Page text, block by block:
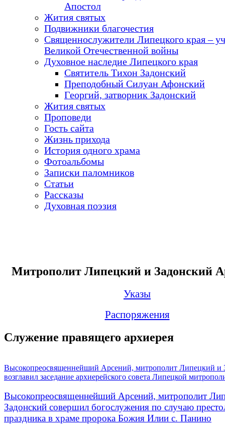
Апостол
Жития святых
Подвижники благочестия
Священнослужители Липецкого края –
Великой Отечественной войны
Духовное наследие Липецкого края
Святитель Тихон Задонский
Преподобный Силуан Афонский
Георгий, затворник Задонский
Жития святых
Проповеди
Гость сайта
Жизнь прихода
История одного храма
Фотоальбомы
Записки паломников
Статьи
Рассказы
Духовная поэзия
Митрополит Липецкий и Задонский
Указы
Распоряжения
Служение правящего архиерея
Высокопреосвященнейший Арсений, митрополит Липецкий и
возглавил заседание архиерейского совета Липецкой
Высокопреосвященнейший Арсений, митрополит
Задонский совершил богослужения по случаю
праздника в храме пророка Божия Илии с. Панино